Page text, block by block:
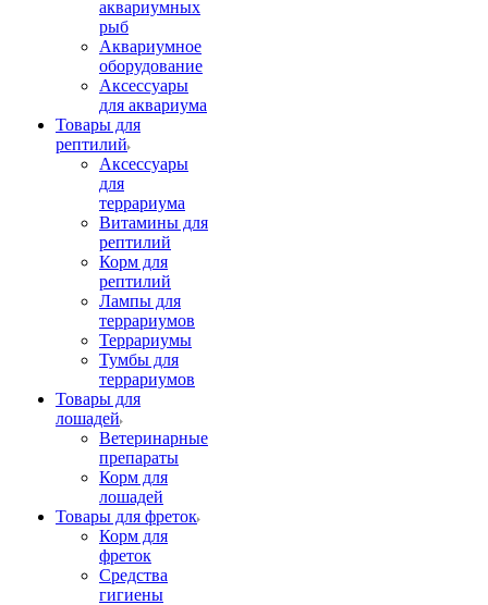
аквариумных
рыб
Аквариумное
оборудование
Аксессуары
для аквариума
Товары для
рептилий
Аксессуары
для
террариума
Витамины для
рептилий
Корм для
рептилий
Лампы для
террариумов
Террариумы
Тумбы для
террариумов
Товары для
лошадей
Ветеринарные
препараты
Корм для
лошадей
Товары для фреток
Корм для
фреток
Средства
гигиены